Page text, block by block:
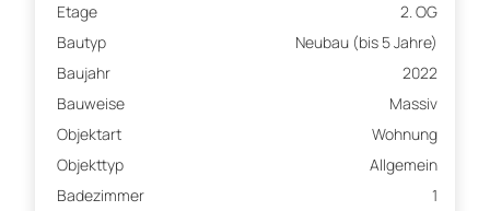
Etage
2. OG
Bautyp
Neubau (bis 5 Jahre)
Baujahr
2022
Bauweise
Massiv
Objektart
Wohnung
Objekttyp
Allgemein
Badezimmer
1